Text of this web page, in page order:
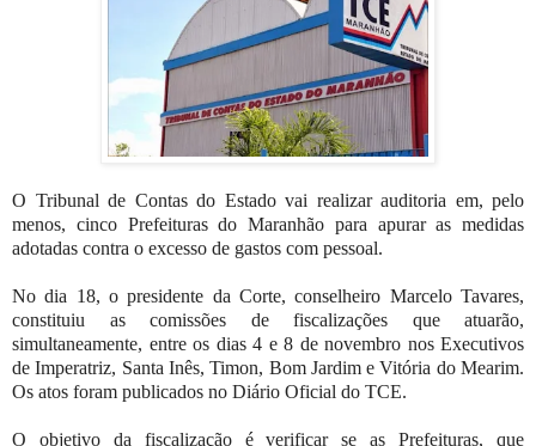
O Tribunal de Contas do Estado vai realizar auditoria em, pelo
menos, cinco Prefeituras do Maranhão para apurar as medidas
adotadas contra o excesso de gastos com pessoal.
No dia 18, o presidente da Corte, conselheiro Marcelo Tavares,
constituiu as comissões de fiscalizações que atuarão,
simultaneamente, entre os dias 4 e 8 de novembro nos Executivos
de Imperatriz, Santa Inês, Timon, Bom Jardim e Vitória do Mearim.
Os atos foram publicados no Diário Oficial do TCE.
O objetivo da fiscalização é verificar se as Prefeituras, que